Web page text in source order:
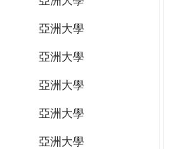
亞洲大學
亞洲大學
亞洲大學
亞洲大學
亞洲大學